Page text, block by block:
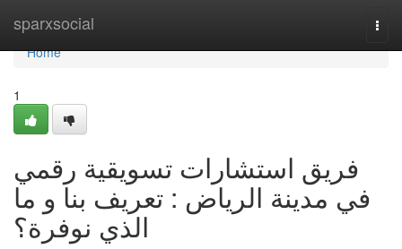
sparxsocial
Home
Home
1
فريق استشارات تسويقية رقمي
في مدينة الرياض : تعريف بنا و ما
الذي نوفرة؟